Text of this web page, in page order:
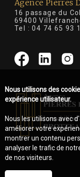
Agence Pierres
16 passage du
69400
Tel :04 74 65 93
Nous utilisons des
expérience utilisateur.
Nous les utilisons avec
améliorer votre
montrer un contenu
analyser le trafic de
de nos visiteurs.